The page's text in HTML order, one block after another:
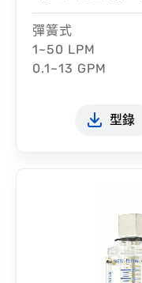
彈簧式
1~50 LPM
0.1~13 GPM
型錄